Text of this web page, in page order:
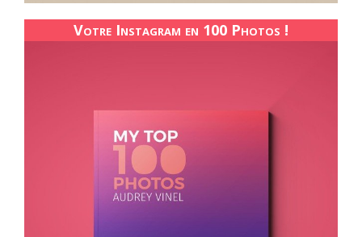
Votre Instagram en 100 Photos !